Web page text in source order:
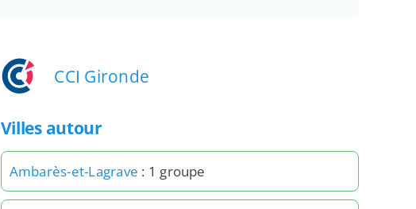
CCI Gironde
Villes autour
Ambarès-et-Lagrave : 1 groupe